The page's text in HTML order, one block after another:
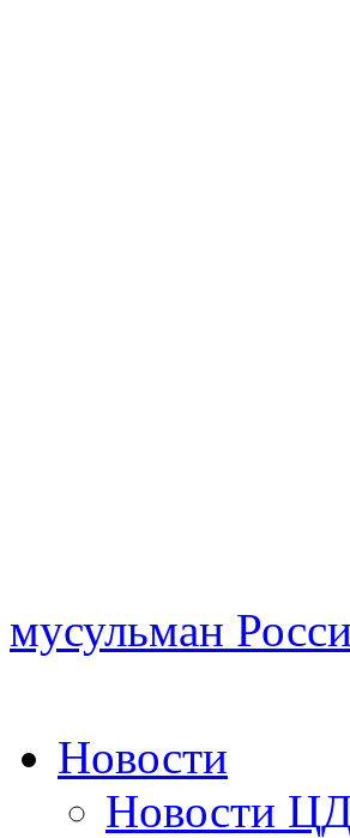
мусульман
Новости
Новости